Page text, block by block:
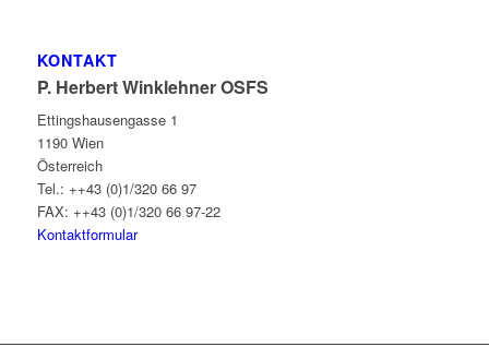
KONTAKT
P. Herbert Winklehner OSFS
Ettingshausengasse 1
1190 Wien
Österreich
Tel.: ++43 (0)1/320 66 97
FAX: ++43 (0)1/320 66 97-22
Kontaktformular